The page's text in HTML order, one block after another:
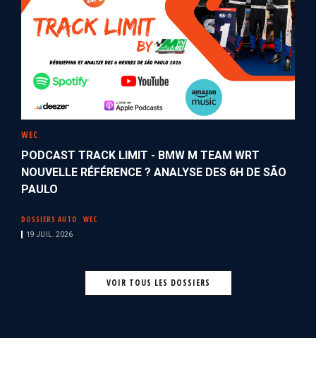
WEC
PODCAST TRACK LIMIT - BMW M TEAM WRT
NOUVELLE RÉFÉRENCE ? ANALYSE DES 6H DE SÃO
PAULO
DOSSIERS AUTO WEC
19 JUIL. 2026
VOIR TOUS LES DOSSIERS